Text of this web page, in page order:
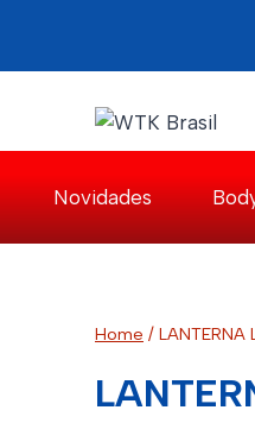
o
Novidades
Home / LANTERNA